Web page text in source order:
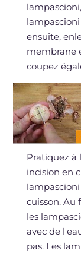
ensuite,
membrane
coupez
Pratiquez à
incision en
cuisson. Au
les
avec de
pas. Les